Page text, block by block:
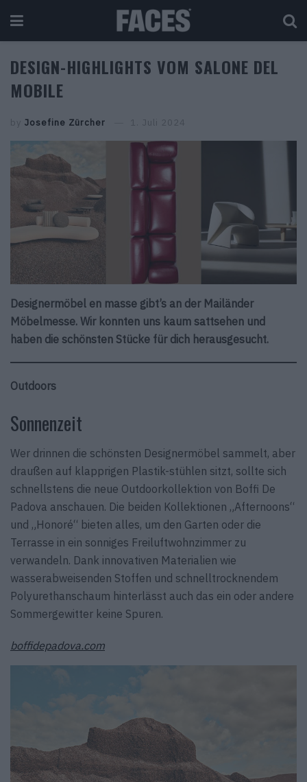
DESIGN-HIGHLIGHTS VOM SALONE DEL
MOBILE
by Josefine Zürcher 1. Juli 2024
Designermöbel en masse gibt’s an der Mailänder
Möbelmesse. Wir konnten uns kaum sattsehen und
haben die schönsten Stücke für dich herausgesucht.
Outdoors
Sonnenzeit
Wer drinnen die schönsten Designermöbel sammelt, aber
draußen auf klapprigen Plastik-stühlen sitzt, sollte sich
schnellstens die neue Outdoorkollektion von Boffi De
Padova anschauen. Die beiden Kollektionen „Afternoons“
und „Honoré“ bieten alles, um den Garten oder die
Terrasse in ein sonniges Freiluftwohnzimmer zu
verwandeln. Dank innovativen Materialien wie
wasserabweisenden Stoffen und schnelltrocknendem
Polyurethanschaum hinterlässt auch das ein oder andere
Sommergewitter keine Spuren.
boffidepadova.com